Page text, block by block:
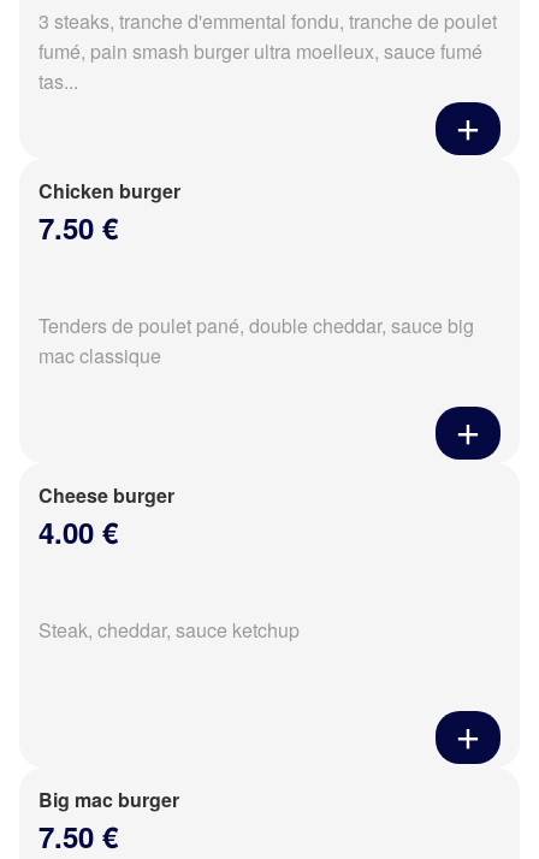
3 steaks, tranche d'emmental fondu, tranche de poulet
fumé, pain smash burger ultra moelleux, sauce fumé
tas...
Chicken burger
7.50 €
Tenders de poulet pané, double cheddar, sauce big
mac classique
Cheese burger
4.00 €
Steak, cheddar, sauce ketchup
Big mac burger
7.50 €